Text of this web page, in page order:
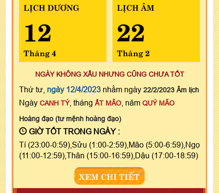
LỊCH DƯƠNG
12
Tháng 4
LỊCH ÂM
22
Tháng 2
NGÀY KHÔNG XẤU NHƯNG CŨNG CHƯA TỐT
Thứ tư, ngày 12/4/2023 nhằm ngày 22/2/2023 Âm lịch
Ngày CANH TÝ, tháng ẤT MÃO , năm QUÝ MÃO
Hoàng đạo (tư mệnh hoàng đạo)
GIỜ TỐT TRONG NGÀY :
Tí (23:00-0:59),Sửu (1:00-2:59),Mão (5:00-6:59),Ngọ
(11:00-12:59),Thân (15:00-16:59),Dậu (17:00-18:59)
XEM CHI TIẾT